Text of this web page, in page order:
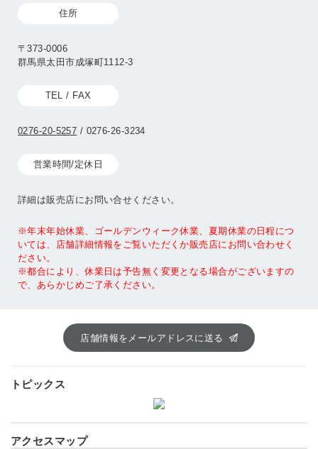
住所
〒373-0006
群馬県太田市成塚町1112-3
TEL / FAX
0276-20-5257 / 0276-26-3234
営業時間/定休日
詳細は販売店にお問い合せください。
※年末年始休業、ゴールデンウィーク休業、夏期休業の日程につ
いては、店舗詳細情報をご覧いただくか販売店にお問い合わせく
ださい。
※都合により、休業日は予告無く変更となる場合がございますの
で、あらかじめご了承ください。
店舗情報をメールアドレスに送る
トピックス
アクセスマップ